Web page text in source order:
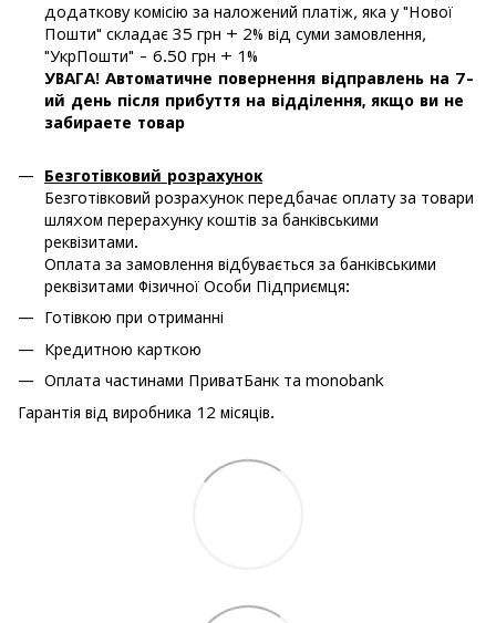
додаткову комісію за наложений платіж, яка у "Нової
Пошти" складає 35 грн + 2% від суми замовлення,
"УкрПошти" - 6.50 грн + 1%
УВАГА! Автоматичне повернення відправлень на 7-
ий день після прибуття на відділення, якщо ви не
забираете товар
Безготівковий розрахунок
Безготівковий розрахунок передбачає оплату за товари
шляхом перерахунку коштів за банківськими
реквізитами.
Оплата за замовлення відбувається за банківськими
реквізитами Фізичної Особи Підприємця:
Готівкою при отриманні
Кредитною карткою
Оплата частинами ПриватБанк та monobank
Гарантія від виробника 12 місяців.